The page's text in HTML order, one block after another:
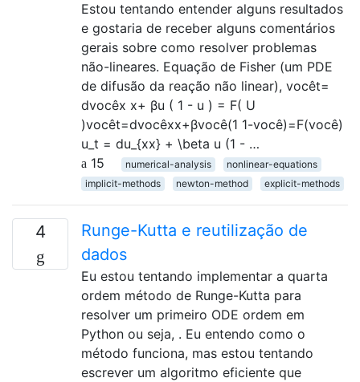
Estou tentando entender alguns resultados
e gostaria de receber alguns comentários
gerais sobre como resolver problemas
não-lineares. Equação de Fisher (um PDE
de difusão da reação não linear), vocêt=
dvocêx x+ βu ( 1 - u ) = F( U
)vocêt=dvocêxx+βvocê(1 1-você)=F(você)
u_t = du_{xx} + \beta u (1 - …
15
numerical-analysis
nonlinear-equations
implicit-methods
newton-method explicit-methods
4
Runge-Kutta e reutilização de
dados
Eu estou tentando implementar a quarta
ordem método de Runge-Kutta para
resolver um primeiro ODE ordem em
Python ou seja, . Eu entendo como o
método funciona, mas estou tentando
escrever um algoritmo eficiente que